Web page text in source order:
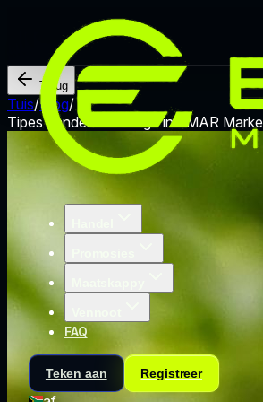
FAQ
Teken aan Registreer
Terug
Tuis/Blog/
Tipes handelsrekeninge in EMAR
PRO.